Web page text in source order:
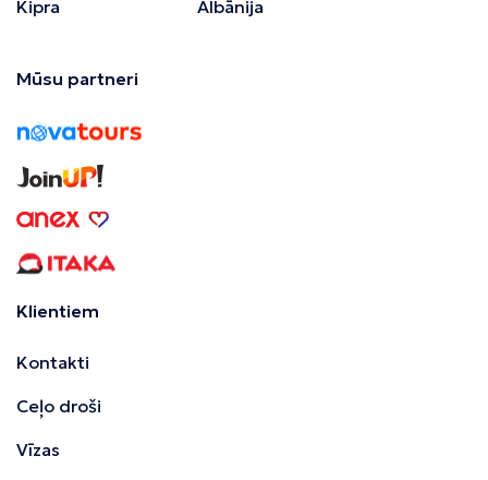
Kipra
Albānija
Mūsu partneri
Klientiem
Kontakti
Ceļo droši
Vīzas